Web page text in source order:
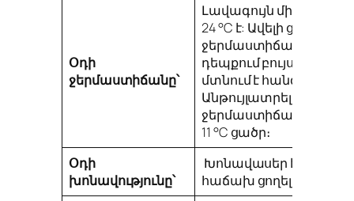
Օդի
ջերմաստիճանը՝
Լավագույն միջակայքը
24 °С է: Ավելի ցածր
ջերմաստիճանների
դեպքում բույսը
մտնում է հանգստի
Անթույլատրելի է
ջերմաստիճանի
11 °С ցածր։
Օդի
խոնավությունը՝
Խոնավասեր է։
հաճախ ցողել։